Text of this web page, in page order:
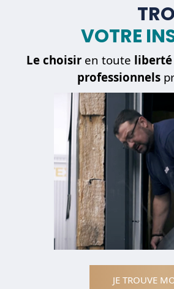
VOTRE
Le choisir en toute liberté
professionnels
JE TROUVE